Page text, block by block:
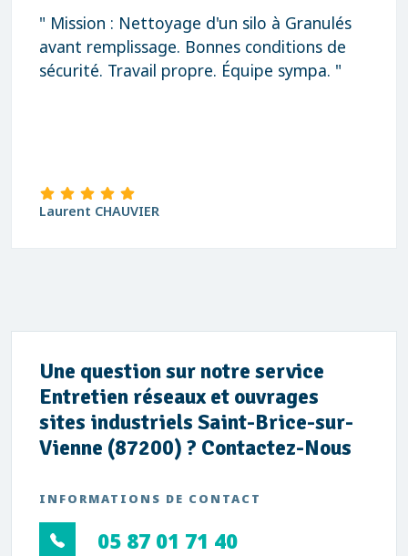
" Mission : Nettoyage d'un silo à Granulés
avant remplissage. Bonnes conditions de
sécurité. Travail propre. Équipe sympa. "
Laurent CHAUVIER
Une question sur notre service
Entretien réseaux et ouvrages
sites industriels Saint-Brice-sur-
Vienne (87200) ? Contactez-Nous
INFORMATIONS DE CONTACT
05 87 01 71 40